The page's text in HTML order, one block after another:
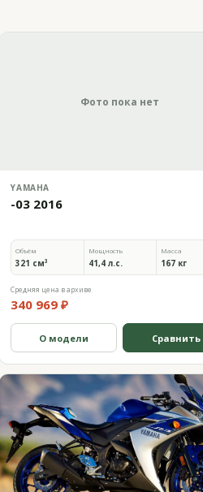
Фото пока нет
YAMAHA
-03 2016
Объём
321 см³
Мощность
41,4 л.с.
Масса
167 кг
Средняя цена в архиве
340 969 ₽
О модели Сравнить